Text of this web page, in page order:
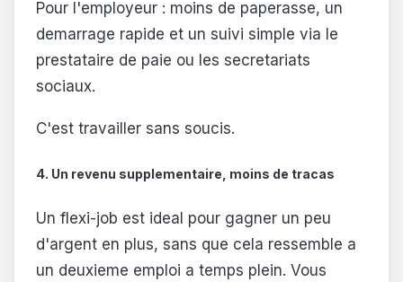
Pour l'employeur : moins de paperasse, un
demarrage rapide et un suivi simple via le
prestataire de paie ou les secretariats
sociaux.
C'est travailler sans soucis.
4. Un revenu supplementaire, moins de tracas
Un flexi-job est ideal pour gagner un peu
d'argent en plus, sans que cela ressemble a
un deuxieme emploi a temps plein. Vous